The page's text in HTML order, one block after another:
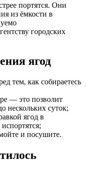
портятся. Они
из ёмкости в
городских
ягод
тем, как собираетесь
— это позволит
нескольких суток;
ягод в
и посушите.